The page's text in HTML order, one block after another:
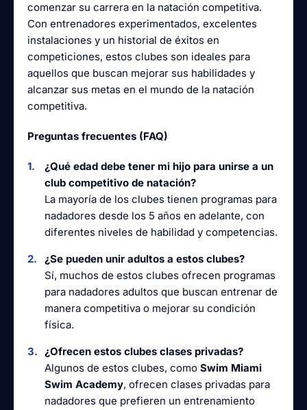
comenzar su carrera en la natación competitiva.
Con entrenadores experimentados, excelentes
instalaciones y un historial de éxitos en
competiciones, estos clubes son ideales para
aquellos que buscan mejorar sus habilidades y
alcanzar sus metas en el mundo de la natación
competitiva.
Preguntas frecuentes (FAQ)
¿Qué edad debe tener mi hijo para unirse a un
club competitivo de natación?
La mayoría de los clubes tienen programas para
nadadores desde los 5 años en adelante, con
diferentes niveles de habilidad y competencias.
¿Se pueden unir adultos a estos clubes?
Sí, muchos de estos clubes ofrecen programas
para nadadores adultos que buscan entrenar de
manera competitiva o mejorar su condición
física.
¿Ofrecen estos clubes clases privadas?
Algunos de estos clubes, como Swim Miami
Swim Academy, ofrecen clases privadas para
nadadores que prefieren un entrenamiento